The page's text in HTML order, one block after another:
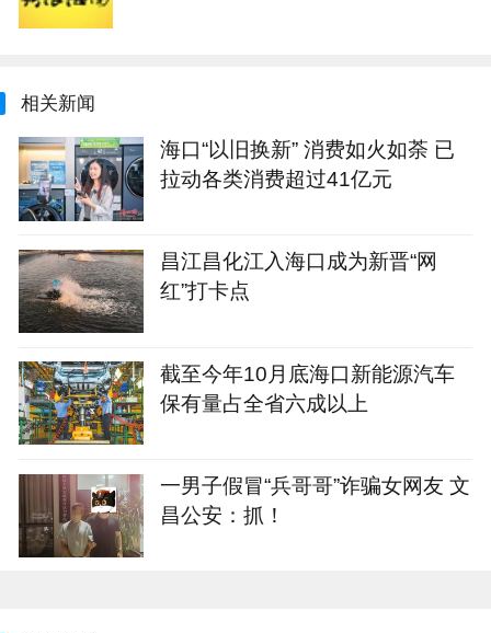
相关新闻
海口“以旧换新” 消费如火如荼 已
拉动各类消费超过41亿元
昌江昌化江入海口成为新晋“网
红”打卡点
截至今年10月底海口新能源汽车
保有量占全省六成以上
一男子假冒“兵哥哥”诈骗女网友 文
昌公安：抓！